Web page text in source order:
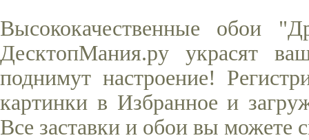
Высококачественные обои
ДесктопМания.ру украсят
поднимут настроение!
картинки в Избранное и
Все заставки и обои вы можете